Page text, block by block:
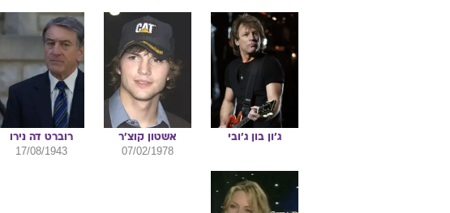
ג'ון בון ג'ובי אשטון קוצ'ר
07/02/1978
רוברט
17/08/1943